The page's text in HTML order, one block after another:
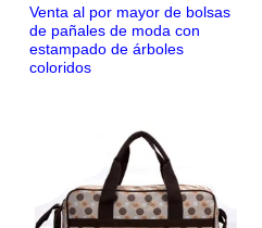
Venta al por mayor de bolsas
de pañales de moda con
estampado de árboles
coloridos